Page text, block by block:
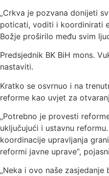
„Crkva je pozvana donijeti
poticati, voditi i koordinirati
Božje proširilo među svim
Predsjednik BK BiH mons.
nastaviti.
Kratko se osvrnuo i na
reforme kao uvjet za
„Potrebno je provesti
uključujući i ustavnu
koordinacije upravljanja
reformi javne uprave“,
„Neka i ovo naše